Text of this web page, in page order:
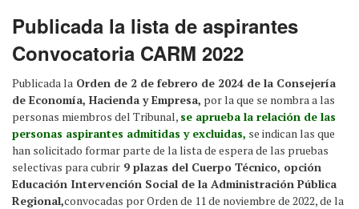
Publicada la lista de aspirantes
Convocatoria CARM 2022
Publicada la Orden de 2 de febrero de 2024 de la Consejería
de Economía, Hacienda y Empresa, por la que se nombra a las
personas miembros del Tribunal, se aprueba la relación de las
personas aspirantes admitidas y excluidas, se indican las que
han solicitado formar parte de la lista de espera de las pruebas
selectivas para cubrir 9 plazas del Cuerpo Técnico, opción
Educación Intervención Social de la Administración Pública
Regional,convocadas por Orden de 11 de noviembre de 2022, de la